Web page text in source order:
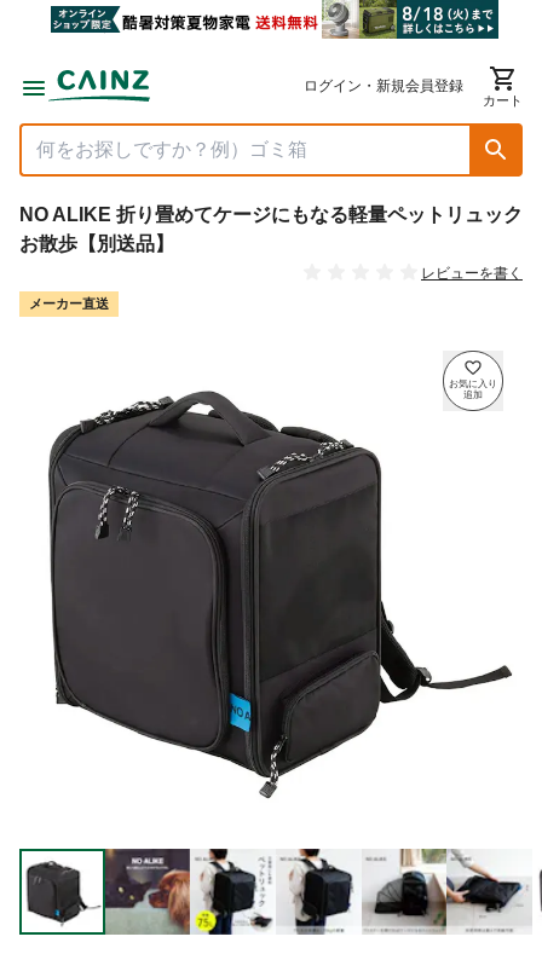
ログイン・新規会員登録
カート
NO ALIKE 折り畳めてケージにもなる軽量ペットリュック
お散歩【別送品】
レビューを書く
メーカー直送